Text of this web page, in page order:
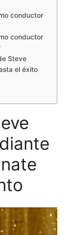
conductor
conductor
Steve
el éxito